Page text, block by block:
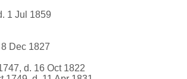
1 Jul 1859
Dec 1827
d. 16 Oct 1822